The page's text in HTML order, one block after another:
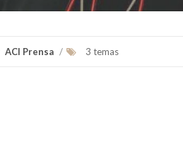
ACI Prensa / 3 temas